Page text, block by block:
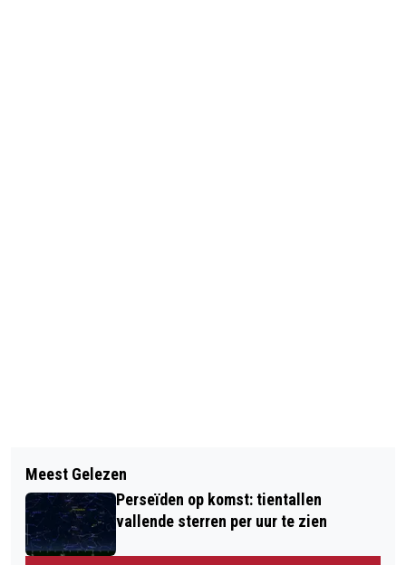
SCHIETENDE AGENT FERGUSON GAAT
VRIJUIT
HEREN KUZU EN ÖZTÜRK, DIT KAN
NATUURLIJK NIET
Meest Gelezen
Perseïden op komst: tientallen
vallende sterren per uur te zien